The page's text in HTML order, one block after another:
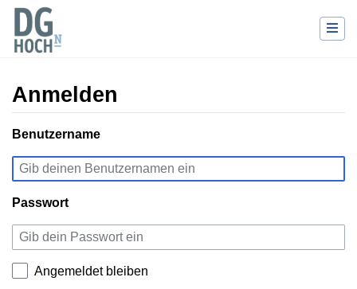
Anmelden
Wechseln zu:Navigation
Benutzername
Passwort
Angemeldet bleiben